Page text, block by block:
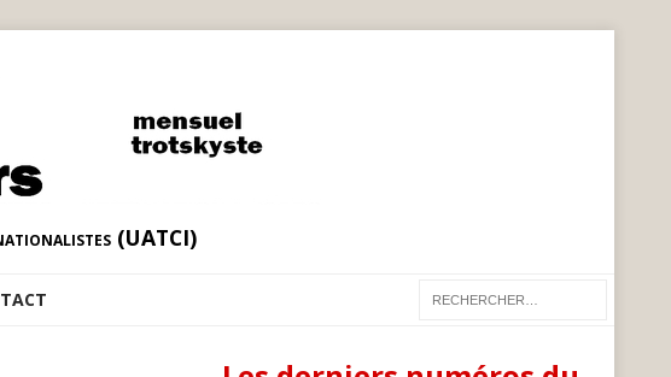
(UATCI)